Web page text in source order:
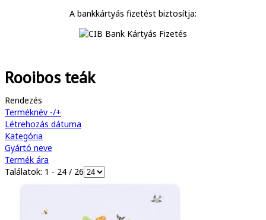
A bankkártyás fizetést biztosítja:
Rooibos teák
Rendezés
Terméknév -/+
Létrehozás dátuma
Kategória
Gyártó neve
Termék ára
Találatok: 1 - 24 / 26